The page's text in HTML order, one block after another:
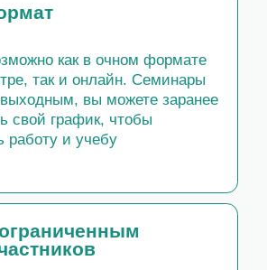
участникам, чтобы
максимум от обучения
и учебу